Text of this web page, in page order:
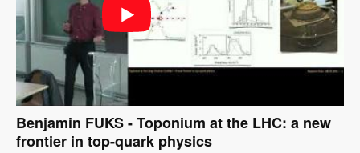
Benjamin FUKS - Toponium at the LHC: a new
frontier in top-quark physics